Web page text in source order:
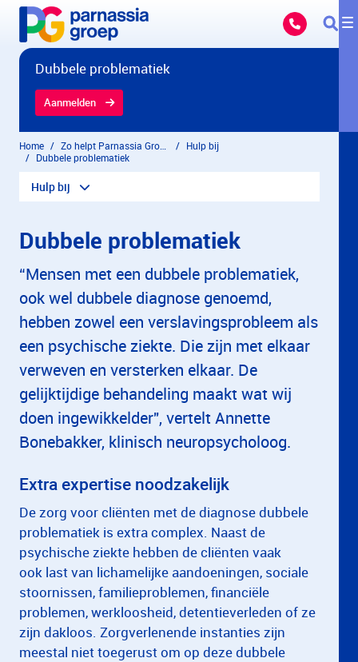
Overslaan en naar hoofdinhoud gaan
Dubbele problematiek
Aanmelden
Home
Hulp bij
Dubbele problematiek
Hulp bij
Dubbele problematiek
“Mensen met een dubbele problematiek,
ook wel dubbele diagnose genoemd,
hebben zowel een verslavingsprobleem als
een psychische ziekte. Die zijn met elkaar
verweven en versterken elkaar. De
gelijktijdige behandeling maakt wat wij
doen ingewikkelder", vertelt Annette
Bonebakker, klinisch neuropsycholoog.
Extra expertise noodzakelijk
De zorg voor cliënten met de diagnose dubbele
problematiek is extra complex. Naast de
psychische ziekte hebben de cliënten vaak
ook last van lichamelijke aandoeningen, sociale
stoornissen, familieproblemen, financiële
problemen, werkloosheid, detentieverleden of ze
zijn dakloos. Zorgverlenende instanties zijn
meestal niet toegerust om op deze dubbele